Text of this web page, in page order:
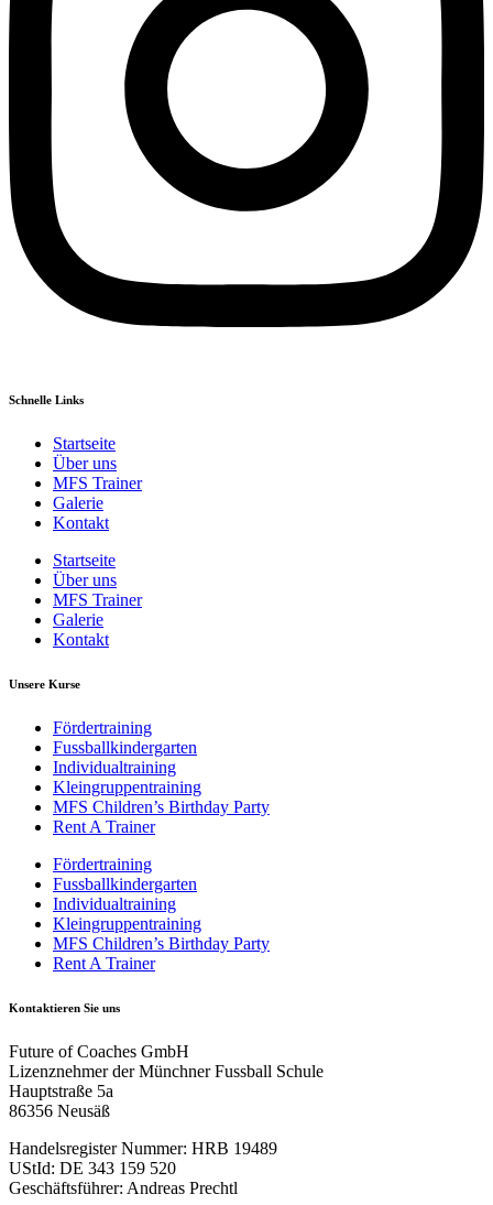
Schnelle Links
Startseite
Über uns
MFS Trainer
Galerie
Kontakt
Startseite
Über uns
MFS Trainer
Galerie
Kontakt
Unsere Kurse
Fördertraining
Fussballkindergarten
Individualtraining
Kleingruppentraining
MFS Children’s Birthday Party
Rent A Trainer
Fördertraining
Fussballkindergarten
Individualtraining
Kleingruppentraining
MFS Children’s Birthday Party
Rent A Trainer
Kontaktieren Sie uns
Future of Coaches GmbH
Lizenznehmer der Münchner Fussball Schule
Hauptstraße 5a
86356 Neusäß
Handelsregister Nummer: HRB 19489
UStId: DE 343 159 520
Geschäftsführer: Andreas Prechtl